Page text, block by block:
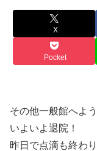
X
Pocket
その他一般館へよ
いよいよ退院！
昨日で点滴も終わ